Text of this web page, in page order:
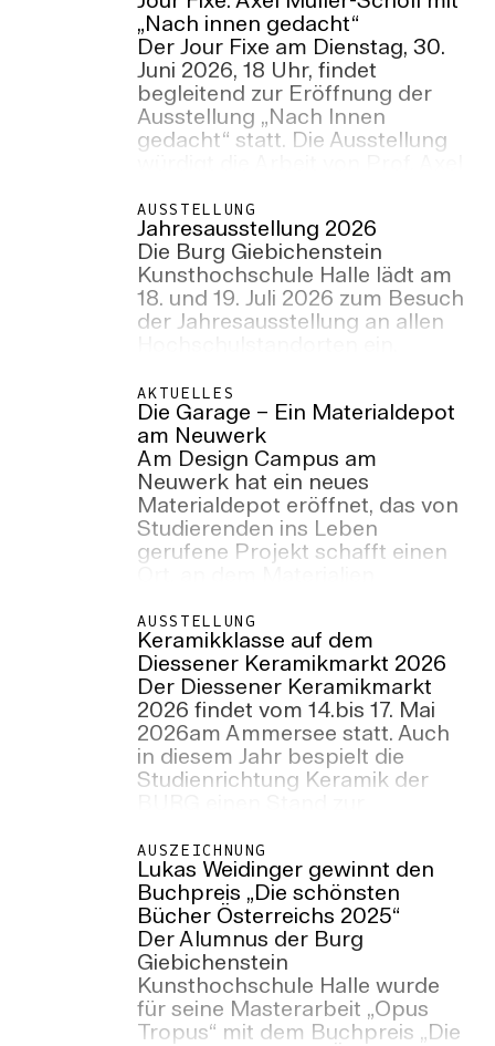
„Nach innen gedacht“
Der Jour Fixe am Dienstag, 30.
Juni 2026, 18 Uhr, findet
begleitend zur Eröffnung der
Ausstellung „Nach Innen
gedacht“ statt. Die Ausstellung
Studiengangs Innenarchitektur,
als Dekan des Fachbereichs
Design, sowie sein Engagement
als ehemaliger Rektor der
Hochschule. Ort: Hörsaal,
Goldbau, Campus Design,
AUSSTELLUNG
Jahresausstellung 2026
Die Burg Giebichenstein
Kunsthochschule Halle lädt am
18. und 19. Juli 2026 zum Besuch
der Jahresausstellung an allen
AKTUELLES
Die Garage – Ein Materialdepot
am Neuwerk
Am Design Campus am
Neuwerk hat ein neues
Materialdepot eröffnet, das von
Studierenden ins Leben
gerufene Projekt schafft einen
weitergegeben werden können.
AUSSTELLUNG
Keramikklasse auf dem
Diessener Keramikmarkt 2026
Der Diessener Keramikmarkt
2026 findet vom 14.bis 17. Mai
2026am Ammersee statt. Auch
in diesem Jahr bespielt die
Studienrichtung Keramik der
AUSZEICHNUNG
Lukas Weidinger gewinnt den
Buchpreis „Die schönsten
Bücher Österreichs 2025“
Der Alumnus der Burg
Giebichenstein
Kunsthochschule Halle wurde
für seine Masterarbeit „Opus
Tropus“ mit dem Buchpreis „Die